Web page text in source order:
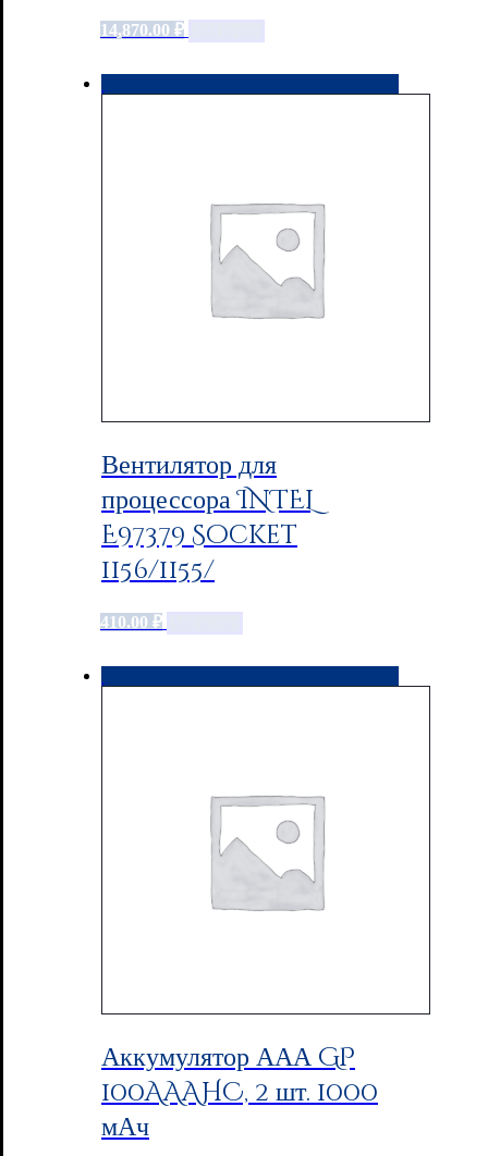
14,870.00 ₽
Вентилятор для
процессора INTEL
E97379 Socket
1156/1155/
410.00 ₽
Аккумулятор ААА GP
100AAAHC, 2 шт. 1000
мАч